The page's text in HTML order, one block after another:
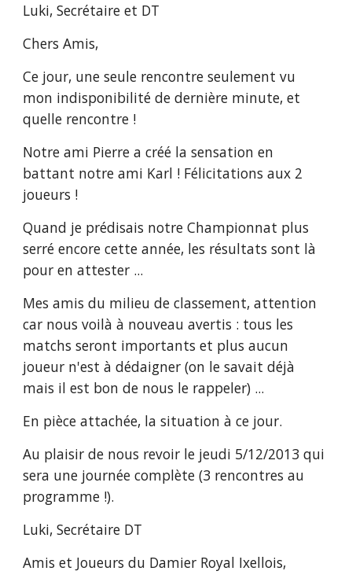
Luki, Secrétaire et DT
Chers Amis,
Ce jour, une seule rencontre seulement vu
mon indisponibilité de dernière minute, et
quelle rencontre !
Notre ami Pierre a créé la sensation en
battant notre ami Karl ! Félicitations aux 2
joueurs !
Quand je prédisais notre Championnat plus
serré encore cette année, les résultats sont là
pour en attester ...
Mes amis du milieu de classement, attention
car nous voilà à nouveau avertis : tous les
matchs seront importants et plus aucun
joueur n'est à dédaigner (on le savait déjà
mais il est bon de nous le rappeler) ...
En pièce attachée, la situation à ce jour.
Au plaisir de nous revoir le jeudi 5/12/2013 qui
sera une journée complète (3 rencontres au
programme !).
Luki, Secrétaire DT
Amis et Joueurs du Damier Royal Ixellois,